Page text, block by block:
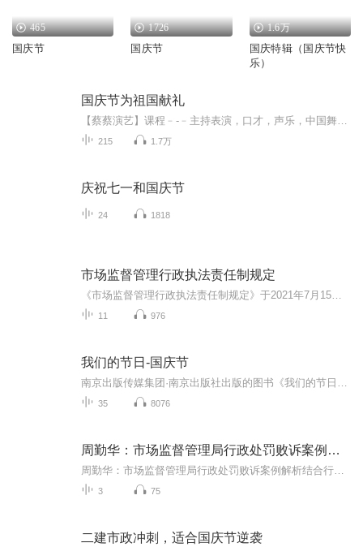
465
国庆节
1726
国庆节
1.6万
国庆特辑（国庆节快
乐）
国庆节为祖国献礼
215 1.7万
庆祝七一和国庆节
24 1818
市场监督管理行政执法责任制规定
11 976
我们的节日-国庆节
35 8076
周勤华：市场监督管理局行政处罚败诉案例解析
3 75
二建市政冲刺，适合国庆节逆袭